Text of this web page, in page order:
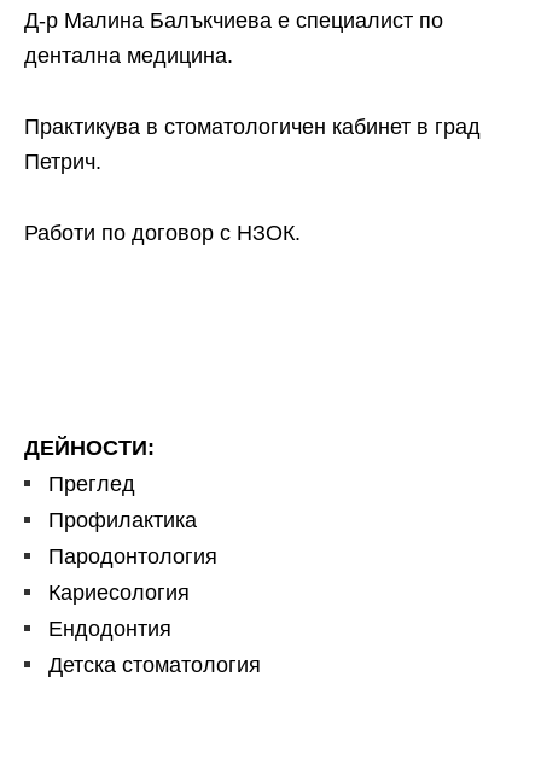
Д-р Малина Балъкчиева е специалист по
дентална медицина.
Практикува в стоматологичен кабинет в град
Петрич.
Работи по договор с НЗОК.
ДЕЙНОСТИ:
Преглед
Профилактика
Пародонтология
Кариесология
Ендодонтия
Детска стоматология